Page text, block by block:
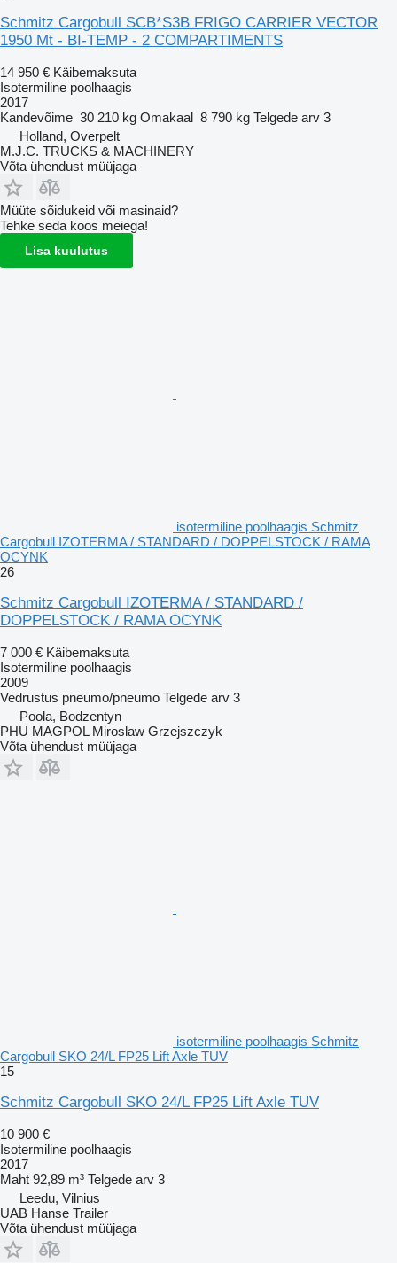
Schmitz Cargobull SCB*S3B FRIGO CARRIER VECTOR
1950 Mt - BI-TEMP - 2 COMPARTIMENTS
14 950 € Käibemaksuta
Isotermiline poolhaagis
2017
Kandevõime 30 210 kg Omakaal 8 790 kg Telgede arv 3
Holland, Overpelt
M.J.C. TRUCKS & MACHINERY
Võta ühendust müüjaga
Müüte sõidukeid või masinaid?
Tehke seda koos meiega!
Lisa kuulutus
isotermiline poolhaagis Schmitz
Cargobull IZOTERMA / STANDARD / DOPPELSTOCK / RAMA
OCYNK
26
Schmitz Cargobull IZOTERMA / STANDARD /
DOPPELSTOCK / RAMA OCYNK
7 000 € Käibemaksuta
Isotermiline poolhaagis
2009
Vedrustus pneumo/pneumo Telgede arv 3
Poola, Bodzentyn
PHU MAGPOL Miroslaw Grzejszczyk
Võta ühendust müüjaga
isotermiline poolhaagis Schmitz
Cargobull SKO 24/L FP25 Lift Axle TUV
15
Schmitz Cargobull SKO 24/L FP25 Lift Axle TUV
10 900 €
Isotermiline poolhaagis
2017
Maht 92,89 m³ Telgede arv 3
Leedu, Vilnius
UAB Hanse Trailer
Võta ühendust müüjaga